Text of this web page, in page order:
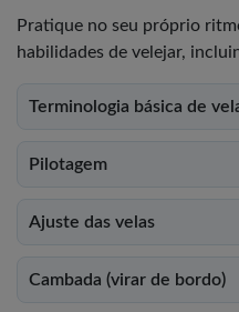
Pratique no seu próprio
habilidades de velejar,
Terminologia básica de
Pilotagem
Ajuste das velas
Cambada (virar de bordo)